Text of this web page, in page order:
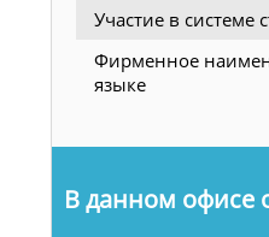
Участие в системе
Фирменное
языке
В данном офисе